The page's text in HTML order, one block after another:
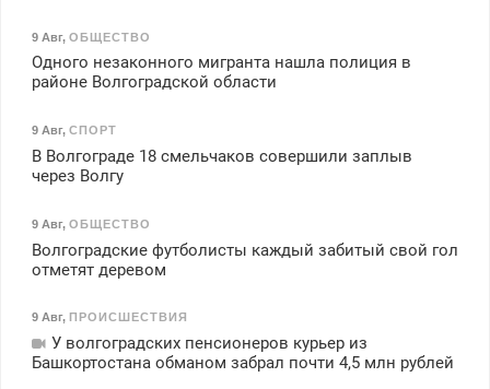
9 Авг, ОБЩЕСТВО
Одного незаконного мигранта нашла полиция в
районе Волгоградской области
9 Авг, СПОРТ
В Волгограде 18 смельчаков совершили заплыв
через Волгу
9 Авг, ОБЩЕСТВО
Волгоградские футболисты каждый забитый свой гол
отметят деревом
9 Авг, ПРОИСШЕСТВИЯ
У волгоградских пенсионеров курьер из
Башкортостана обманом забрал почти 4,5 млн рублей